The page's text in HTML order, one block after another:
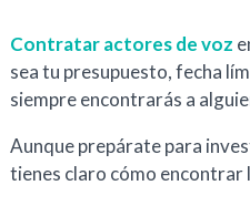
Contratar actores de voz
sea tu presupuesto, fecha
siempre encontrarás a
Aunque prepárate para
tienes claro cómo encontrar